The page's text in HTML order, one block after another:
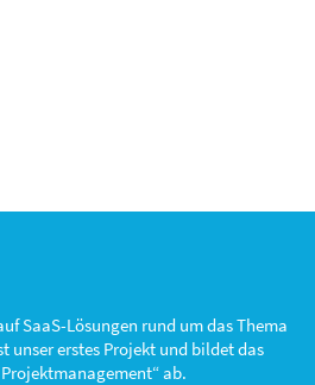
SaaS-Lösungen rund um das Thema
unser erstes Projekt und bildet das
ab.